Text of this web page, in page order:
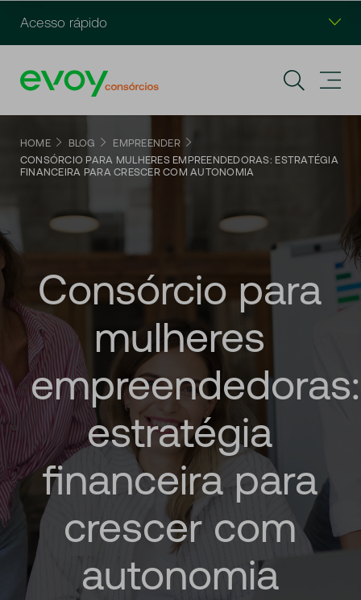
Acesso rápido
HOME BLOG
EMPREENDER
CONSÓRCIO PARA MULHERES EMPREENDEDORAS: ESTRATÉGIA
FINANCEIRA PARA CRESCER COM AUTONOMIA
Consórcio para
mulheres
empreendedoras:
estratégia
financeira para
crescer com
autonomia